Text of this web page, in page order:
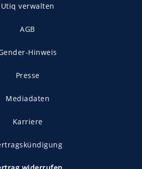
Utiq verwalten
AGB
Hinweis
Presse
Mediadaten
Karriere